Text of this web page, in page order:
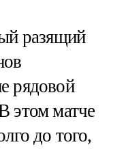
разящий
рядовой
этом матче
до того,